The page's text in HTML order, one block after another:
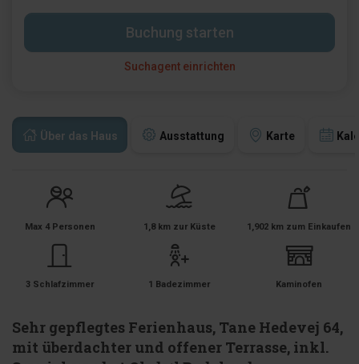
Über das Haus Ausstattung Karte
Max 4 Personen 1,8 km zur Küste 1,902 km zum Einkaufen
3 Schlafzimmer 1 Badezimmer Kaminofen
Sehr gepflegtes Ferienhaus, Tane Hedevej 64,
mit überdachter und offener Terrasse, inkl.
Buchung starten
Suchagent einrichten